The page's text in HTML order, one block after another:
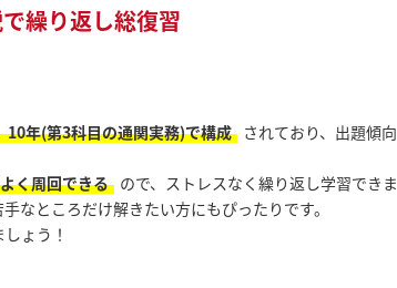
繰り返し総復習
年(第3科目の通関実務)で構成
されており、出題傾向
く周回できる ので、ストレスなく繰り返し学習できま
なところだけ解きたい方にもぴったりです。
ょう！